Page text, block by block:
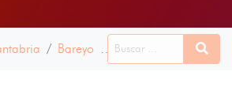
Bareyo 06 AGOSTO 2022